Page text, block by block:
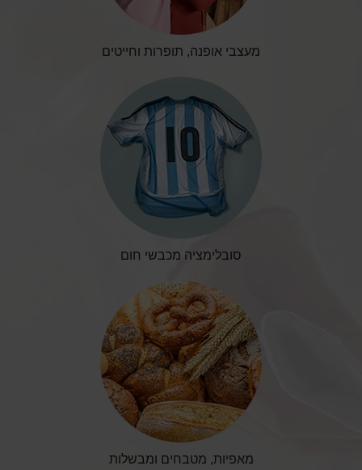
מעצבי אופנה, תופרות וחייטים
סובלימציה מכבשי חום
מאפיות, מטבחים ומבשלות